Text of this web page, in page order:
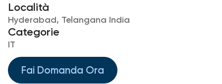
Località
Hyderabad, Telangana India
Categorie
IT
Fai Domanda Ora